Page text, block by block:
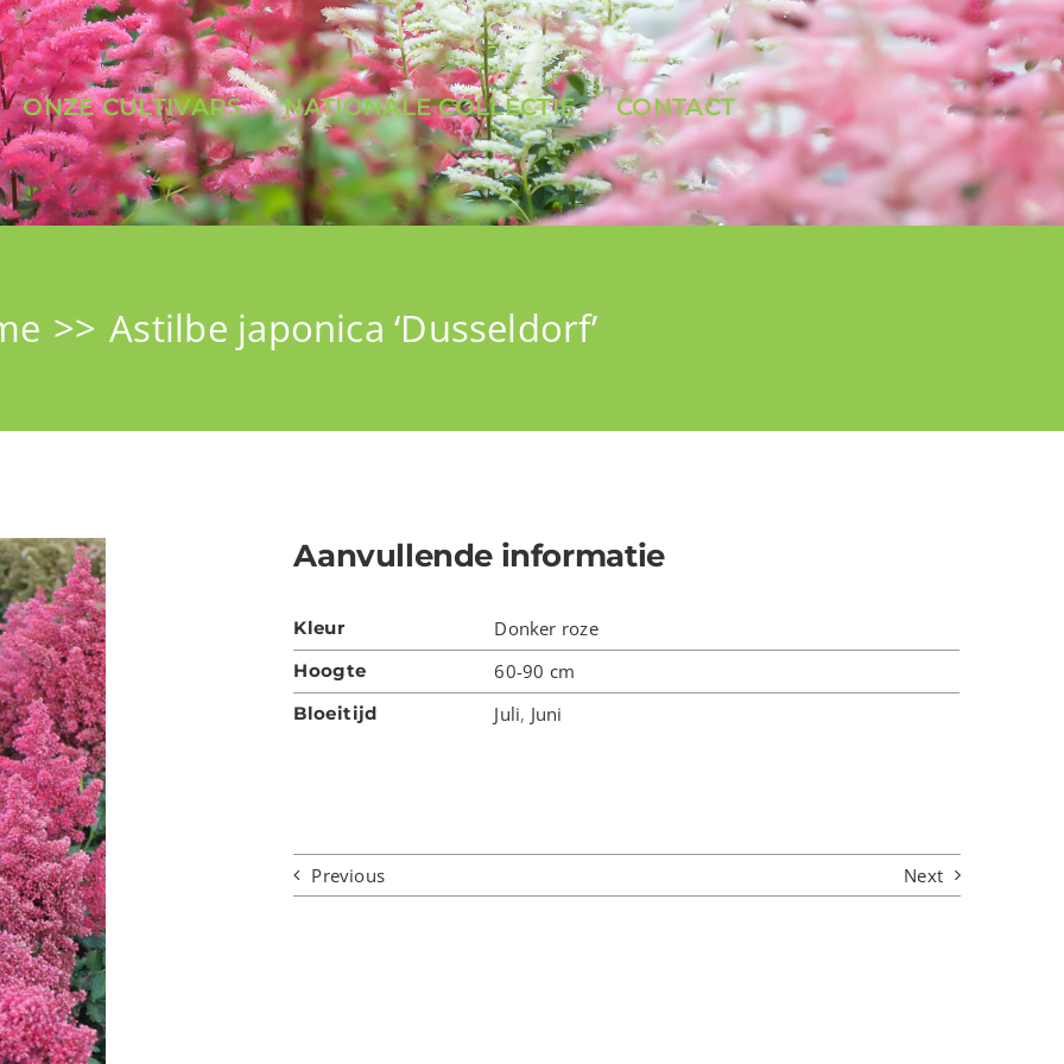
ONZE CULTIVARS NATIONALE COLLECTIE CONTACT
Astilbe japonica ‘Dusseldorf’
Aanvullende informatie
Kleur Donker roze
Hoogte 60-90 cm
Bloeitijd Juli, Juni
Previous Next